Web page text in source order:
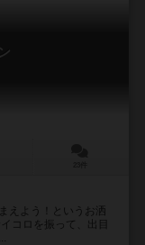
えよう！というお洒
コロを振って、出目